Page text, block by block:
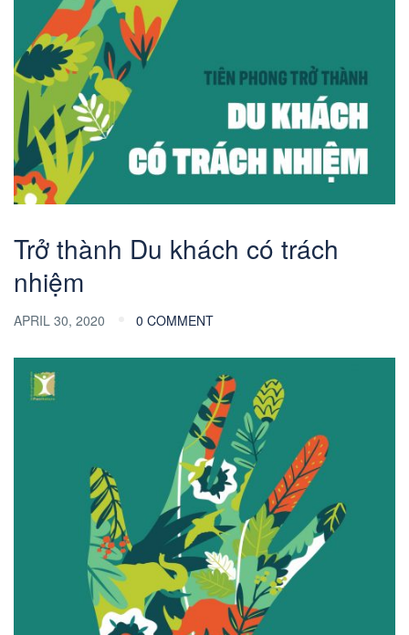
Trở thành Du khách có trách
nhiệm
APRIL 30, 2020 0 COMMENT